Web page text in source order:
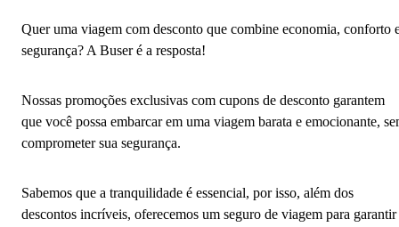
Quer uma viagem com desconto que combine economia, conforto
segurança? A Buser é a resposta!
Nossas promoções exclusivas com cupons de desconto garantem
que você possa embarcar em uma viagem barata e emocionante,
comprometer sua segurança.
Sabemos que a tranquilidade é essencial, por isso, além dos
descontos incríveis, oferecemos um seguro de viagem para garantir